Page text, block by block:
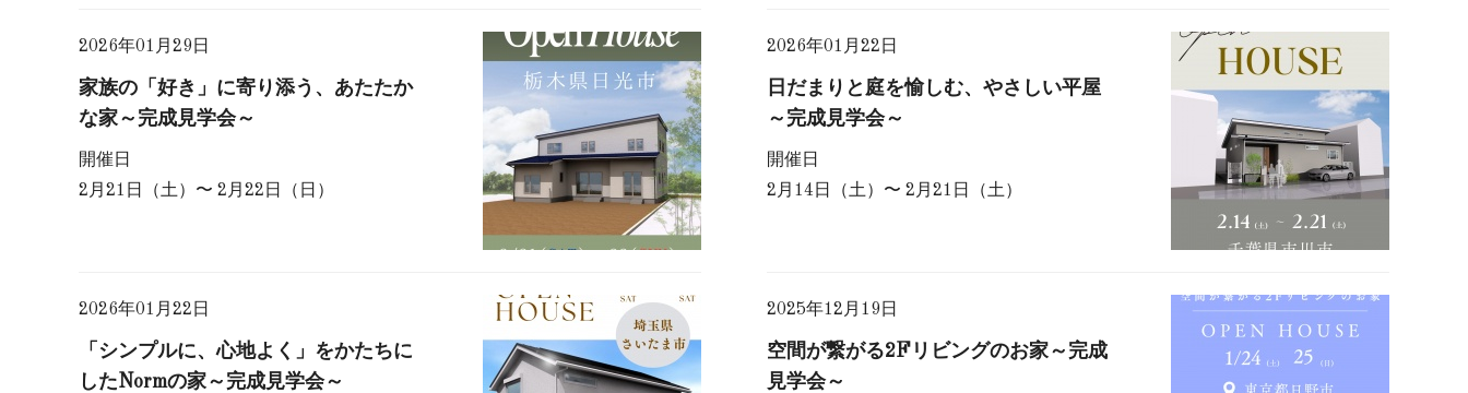
2026年01月29日
家族の「好き」に寄り添う、あたたか
な家～完成見学会～
開催日
2月21日（土）〜 2月22日（日）
2026年01月22日
日だまりと庭を愉しむ、やさしい平屋
～完成見学会～
開催日
2月14日（土）〜 2月21日（土）
2026年01月22日
「シンプルに、心地よく」をかたちに
したNormの家～完成見学会～
2025年12月19日
空間が繋がる2Fリビングのお家～完成
見学会～